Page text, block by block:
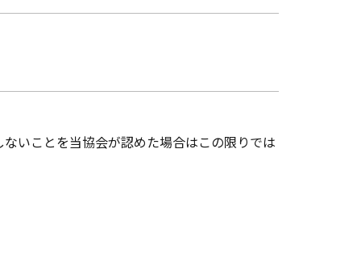
いことを当協会が認めた場合はこの限りでは